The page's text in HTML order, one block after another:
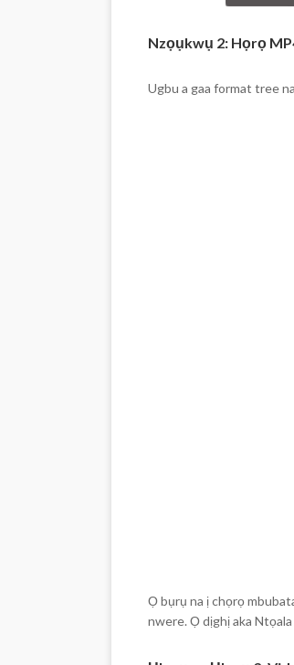
Nzọụkwụ 2: Họrọ
Ugbu a gaa format tree
Ọ bụrụ na ị chọrọ
nwere. Ọ dịghị aka